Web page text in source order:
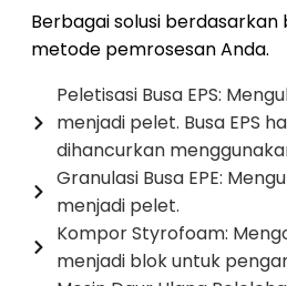
Berbagai solusi berdasarkan
metode pemrosesan Anda.
Peletisasi Busa EPS:
menjadi pelet. Busa EPS
dihancurkan
Granulasi Busa EPE:
menjadi pelet.
Kompor Styrofoam:
menjadi blok untuk